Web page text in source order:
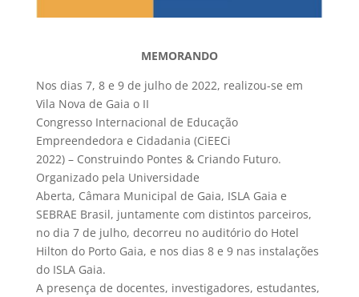
MEMORANDO
Nos dias 7, 8 e 9 de julho de 2022, realizou-se em
Vila Nova de Gaia o II
Congresso Internacional de Educação
Empreendedora e Cidadania (CiEECi
2022) – Construindo Pontes & Criando Futuro.
Organizado pela Universidade
Aberta, Câmara Municipal de Gaia, ISLA Gaia e
SEBRAE Brasil, juntamente com distintos parceiros,
no dia 7 de julho, decorreu no auditório do Hotel
Hilton do Porto Gaia, e nos dias 8 e 9 nas instalações
do ISLA Gaia.
A presença de docentes, investigadores, estudantes,